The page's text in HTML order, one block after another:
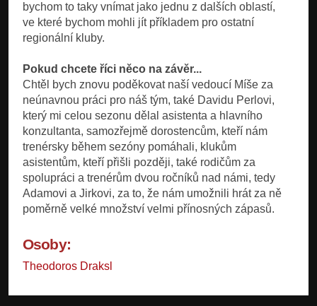
bychom to taky vnímat jako jednu z dalších oblastí,
ve které bychom mohli jít příkladem pro ostatní
regionální kluby.
Pokud chcete říci něco na závěr...
Chtěl bych znovu poděkovat naší vedoucí Míše za
neúnavnou práci pro náš tým, také Davidu Perlovi,
který mi celou sezonu dělal asistenta a hlavního
konzultanta, samozřejmě dorostencům, kteří nám
trenérsky během sezóny pomáhali, klukům
asistentům, kteří přišli později, také rodičům za
spolupráci a trenérům dvou ročníků nad námi, tedy
Adamovi a Jirkovi, za to, že nám umožnili hrát za ně
poměrně velké množství velmi přínosných zápasů.
Osoby:
Theodoros Draksl